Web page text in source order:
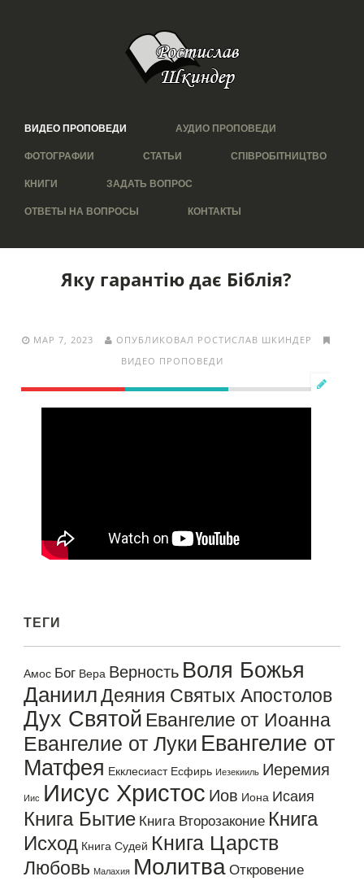
ВИДЕО ПРОПОВЕДИ АУДИО ПРОПОВЕДИ
ФОТОГРАФИИ СТАТЬИ СПІВРОБІТНИЦТВО
КНИГИ ЗАДАТЬ ВОПРОС
ОТВЕТЫ НА ВОПРОСЫ КОНТАКТЫ
Яку гарантію дає Біблія?
МАР 7, 2023
ОПУБЛИКОВАЛ РОСТИСЛАВ ШКИНДЕР
ВИДЕО ПРОПОВЕДИ
ТЕГИ
Амос Бог Вера Верность Воля Божья
ДаниилДеяния Святых Апостолов
Дух Святой Евангелие от Иоанна
Евангелие от Луки Евангелие от
Матфея Екклесиаст Есфирь Иезекииль Иеремия
Иис Иисус Христос Иов Иона Исаия
Книга Бытие Книга Второзаконие Книга
Исход Книга Судей Книга Царств
Любовь Малахия Молитва Откровение